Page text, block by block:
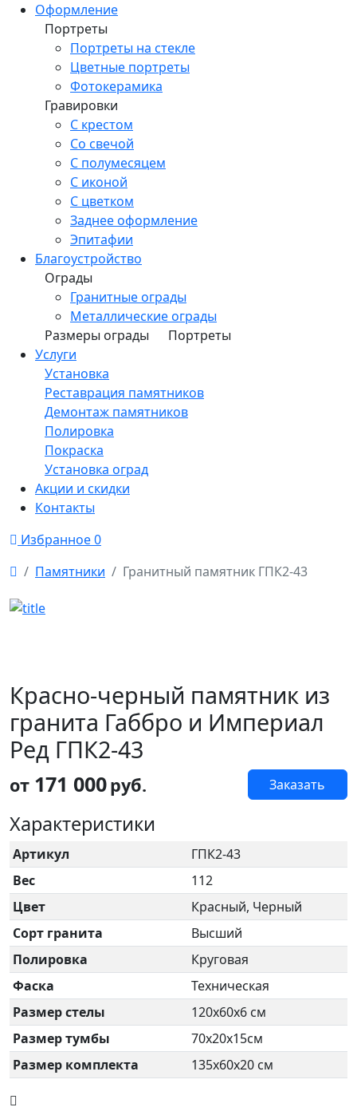
Оформление
Портреты
Портреты на стекле
Цветные портреты
Фотокерамика
Гравировки
С крестом
Со свечой
С полумесяцем
С иконой
С цветком
Заднее оформление
Эпитафии
Благоустройство
Ограды
Гранитные ограды
Металлические ограды
Размеры ограды
Портреты
Услуги
Установка
Реставрация памятников
Демонтаж памятников
Полировка
Покраска
Установка оград
Акции и скидки
Контакты
Избранное0
Памятники
Гранитный памятник ГПК2-43
Красно-черный памятник из
гранита Габбро и Империал
Ред ГПК2-43
от 171 000руб. Заказать
Характеристики
Артикул
ГПК2-43
Вес
112
Цвет
Красный, Черный
Сорт гранита
Высший
Полировка
Круговая
Фаска
Техническая
Размер стелы
120х60х6 см
Размер тумбы
70х20х15см
Размер комплекта
135х60х20 см